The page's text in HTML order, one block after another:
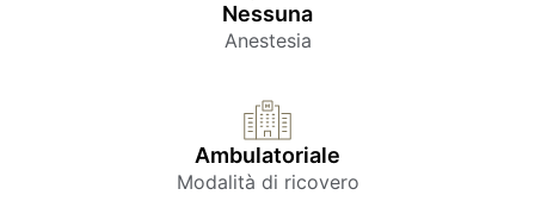
Nessuna
Anestesia
Ambulatoriale
Modalità di ricovero